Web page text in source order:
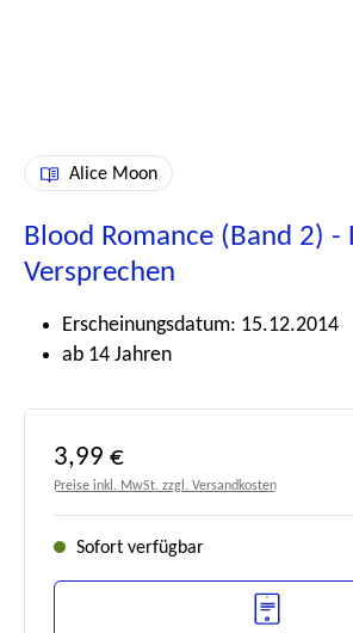
Alice Moon
Blood Romance (Band 2) -
Versprechen
Erscheinungsdatum: 15.12.2014
ab 14 Jahren
Regulärer Preis:
3,99 €
Preise inkl. MwSt. zzgl. Versandkosten
Sofort verfügbar